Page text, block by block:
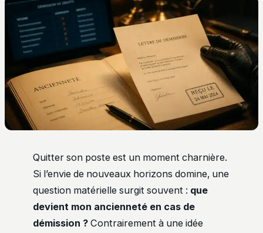
Quitter son poste est un moment charnière.
Si l’envie de nouveaux horizons domine, une
question matérielle surgit souvent : que
devient mon ancienneté en cas de
démission ? Contrairement à une idée